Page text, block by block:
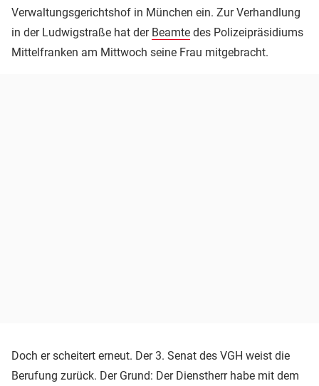
Verwaltungsgerichtshof in München ein. Zur Verhandlung
in der Ludwigstraße hat der Beamte des Polizeipräsidiums
Mittelfranken am Mittwoch seine Frau mitgebracht.
Doch er scheitert erneut. Der 3. Senat des VGH weist die
Berufung zurück. Der Grund: Der Dienstherr habe mit dem